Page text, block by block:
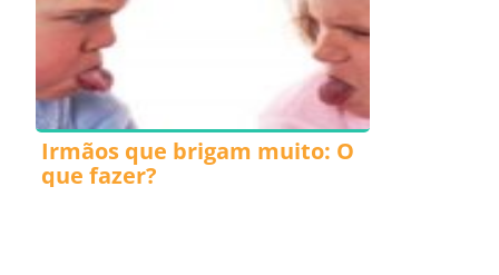
Irmãos que brigam muito: O
que fazer?